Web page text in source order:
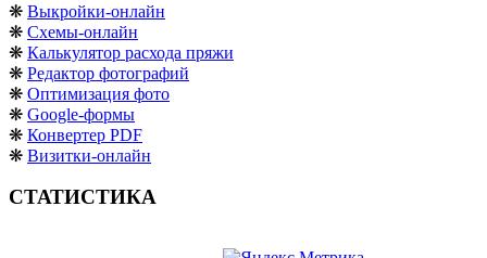
❋ Выкройки-онлайн
❋ Схемы-онлайн
❋ Калькулятор расхода пряжи
❋ Редактор фотографий
❋ Оптимизация фото
❋ Google-формы
❋ Конвертер PDF
❋ Визитки-онлайн
СТАТИСТИКА